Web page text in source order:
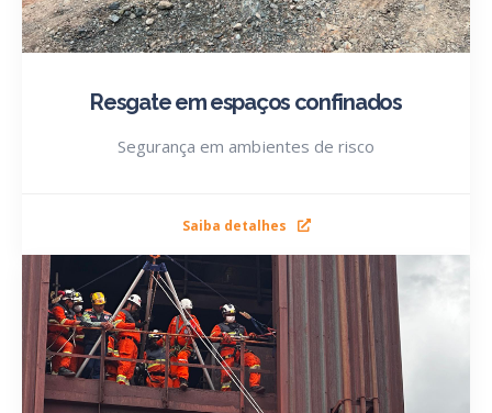
Resgate em espaços confinados
Segurança em ambientes de risco
Saiba detalhes